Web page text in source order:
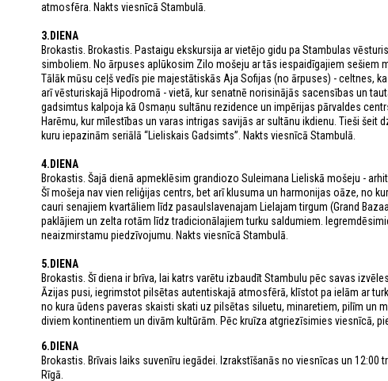
atmosfēra. Nakts viesnīcā Stambulā.
3.DIENA
Brokastis. Brokastis. Pastaigu ekskursija ar vietējo gidu pa Stambulas
simboliem. No ārpuses aplūkosim Zilo mošeju ar tās iespaidīgajiem sešiem
Tālāk mūsu ceļš vedīs pie majestātiskās Aja Sofijas (no ārpuses) - celtnes,
arī vēsturiskajā Hipodromā - vietā, kur senatnē norisinājās sacensības un
gadsimtus kalpoja kā Osmaņu sultānu rezidence un impērijas pārvaldes
Harēmu, kur mīlestības un varas intrigas savijās ar sultānu ikdienu. Tieši
kuru iepazinām seriālā “Lieliskais Gadsimts”. Nakts viesnīcā Stambulā.
4.DIENA
Brokastis. Šajā dienā apmeklēsim grandiozo Suleimana Lieliskā mošeju -
Šī mošeja nav vien reliģijas centrs, bet arī klusuma un harmonijas oāze, no
cauri senajiem kvartāliem līdz pasaulslavenajam Lielajam tirgum (Grand
paklājiem un zelta rotām līdz tradicionālajiem turku saldumiem.
neaizmirstamu piedzīvojumu. Nakts viesnīcā Stambulā.
5.DIENA
Brokastis. Šī diena ir brīva, lai katrs varētu izbaudīt Stambulu pēc savas
Āzijas pusi, iegrimstot pilsētas autentiskajā atmosfērā, klīstot pa ielām ar
no kura ūdens paveras skaisti skati uz pilsētas siluetu, minaretiem, pilīm un
diviem kontinentiem un divām kultūrām. Pēc kruīza atgriezīsimies viesnīcā,
6.DIENA
Brokastis. Brīvais laiks suvenīru iegādei. Izrakstīšanās no viesnīcas un
Rīgā.